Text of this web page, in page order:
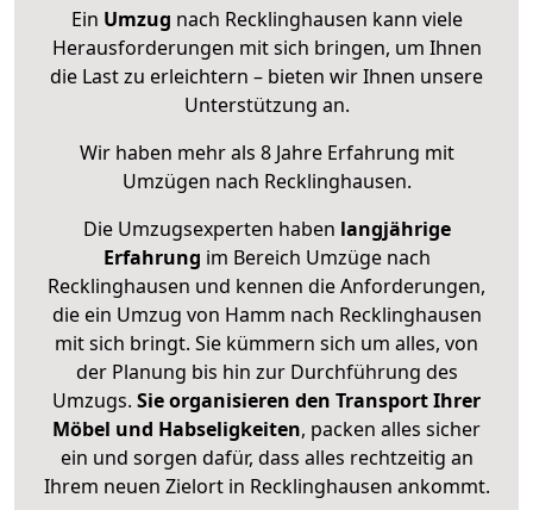
Ein Umzug nach Recklinghausen kann viele
Herausforderungen mit sich bringen, um Ihnen
die Last zu erleichtern – bieten wir Ihnen unsere
Unterstützung an.
Wir haben mehr als 8 Jahre Erfahrung mit
Umzügen nach Recklinghausen.
Die Umzugsexperten haben langjährige
Erfahrung im Bereich Umzüge nach
Recklinghausen und kennen die Anforderungen,
die ein Umzug von Hamm nach Recklinghausen
mit sich bringt. Sie kümmern sich um alles, von
der Planung bis hin zur Durchführung des
Umzugs. Sie organisieren den Transport Ihrer
Möbel und Habseligkeiten, packen alles sicher
ein und sorgen dafür, dass alles rechtzeitig an
Ihrem neuen Zielort in Recklinghausen ankommt.